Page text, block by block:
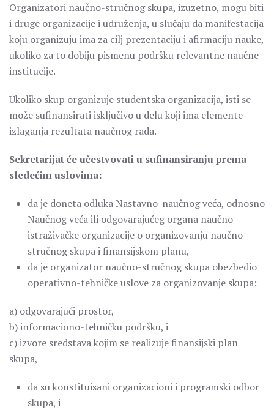
Organizatori naučno-stručnog skupa, izuzetno, mogu biti
i druge organizacije i udruženja, u slučaju da manifestacija
koju organizuju ima za cilj prezentaciju i afirmaciju nauke,
ukoliko za to dobiju pismenu podršku relevantne naučne
institucije.
Ukoliko skup organizuje studentska organizacija, isti se
može sufinansirati isključivo u delu koji ima elemente
izlaganja rezultata naučnog rada.
Sekretarijat će učestvovati u sufinansiranju prema
sledećim uslovima:
da je doneta odluka Nastavno-naučnog veća, odnosno
Naučnog veća ili odgovarajućeg organa naučno-
istraživačke organizacije o organizovanju naučno-
stručnog skupa i finansijskom planu,
da je organizator naučno-stručnog skupa obezbedio
operativno-tehničke uslove za organizovanje skupa:
a) odgovarajući prostor,
b) informaciono-tehničku podršku, i
c) izvore sredstava kojim se realizuje finansijski plan
skupa,
da su konstituisani organizacioni i programski odbor
skupa, i